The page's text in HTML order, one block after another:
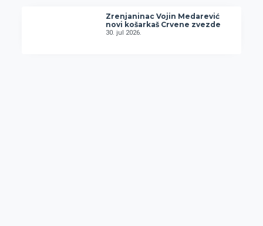
Zrenjaninac Vojin Medarević
novi košarkaš Crvene zvezde
30. jul 2026.